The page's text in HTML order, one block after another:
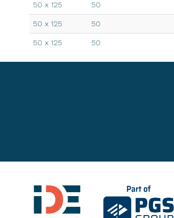
50 x 125 50
50 x 125 50
50 x 125 50
50 x 150 50
50 x 175
50 x 175